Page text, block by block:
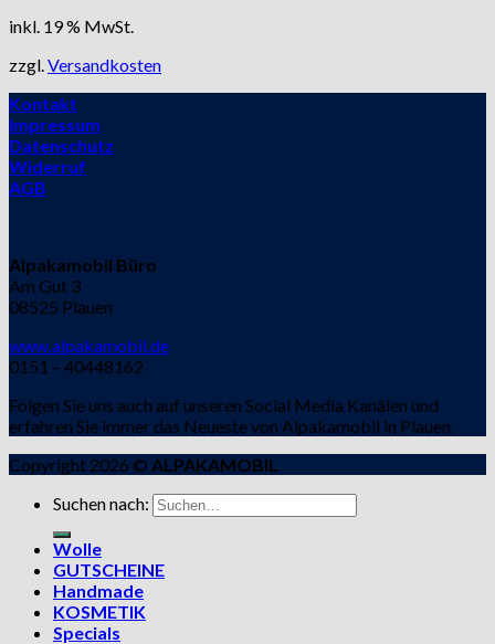
inkl. 19 % MwSt.
zzgl.Versandkosten
Kontakt
Impressum
Datenschutz
Widerruf
AGB
Alpakamobil Büro
Am Gut 3
08525 Plauen
www.alpakamobil.de
0151 – 40448162
Folgen Sie uns auch auf unseren Social Media Kanälen und
erfahren Sie immer das Neueste von Alpakamobil in Plauen.
Copyright 2026 © ALPAKAMOBIL
Suchen nach:
Wolle
GUTSCHEINE
Handmade
KOSMETIK
Specials